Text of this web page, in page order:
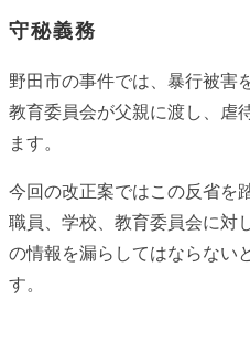
守秘義務
野田市の事件では、暴行被害
教育委員会が父親に渡し、虐
ます。
今回の改正案ではこの反省を
職員、学校、教育委員会に対
の情報を漏らしてはならない
す。